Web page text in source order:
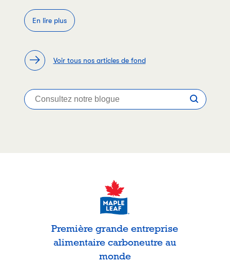
En lire plus
Voir tous nos articles de fond
Première grande entreprise
alimentaire carboneutre au
monde